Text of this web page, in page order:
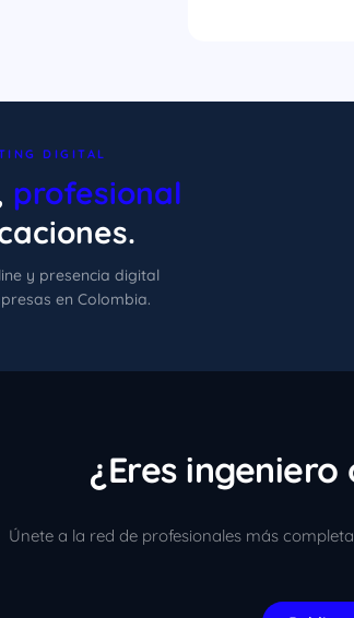
DIGITAL
profesional
y presencia digital
en Colombia.
¿Eres
Únete a la red de profesionales más